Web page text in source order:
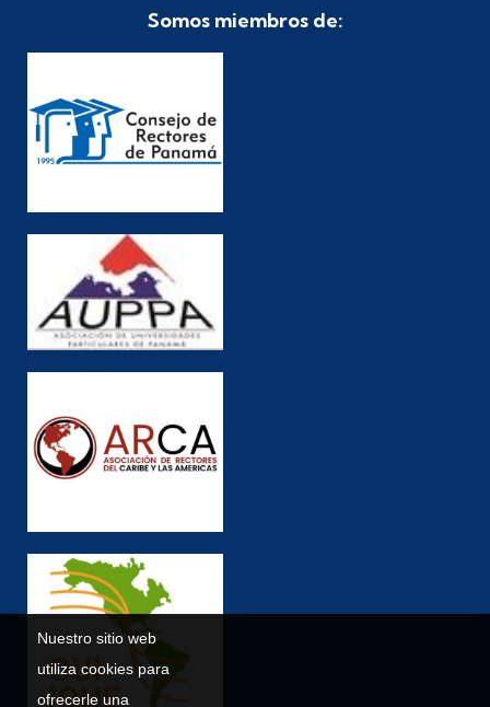
Nuestro sitio web
utiliza cookies para
ofrecerle una
Somos miembros de: